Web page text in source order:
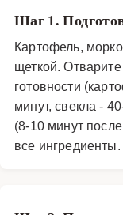
можно выбрать по
или домашнего
сеточкой на
пропитку и
пикантности
репчатый лук,
уксусе с сахаром,
были видны все
Шаг 1.
Картофель,
щеткой.
готовности
минут, свекла -
(8-10 минут
все ингредиенты.